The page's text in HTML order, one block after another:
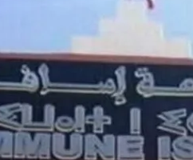
فيها بصيغة أخرى
الجيش
وملف “ماء القصبة” يفجّر